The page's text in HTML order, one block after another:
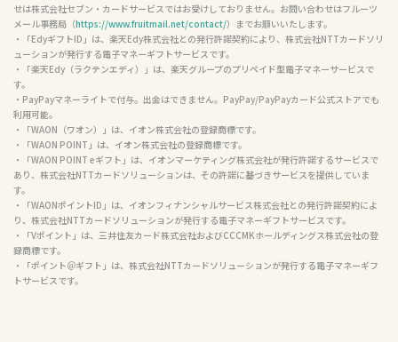
せは株式会社セブン・カードサービスではお受けしておりません。お問い合わせはフルーツ
メール事務局（https://www.fruitmail.net/contact/）までお願いいたします。
・「EdyギフトID」は、楽天Edy株式会社との発行許諾契約により、株式会社NTTカードソリ
ューションが発行する電子マネーギフトサービスです。
・「楽天Edy（ラクテンエディ）」は、楽天グループのプリペイド型電子マネーサービスで
す。
・PayPayマネーライトで付与。出金はできません。PayPay/PayPayカード公式ストアでも
利用可能。
・「WAON（ワオン）」は、イオン株式会社の登録商標です。
・「WAON POINT」は、イオン株式会社の登録商標です。
・「WAON POINT eギフト」は、イオンマーケティング株式会社が発行許諾するサービスで
あり、株式会社NTTカードソリューションは、その許諾に基づきサービスを提供していま
す。
・「WAONポイントID」は、イオンフィナンシャルサービス株式会社との発行許諾契約によ
り、株式会社NTTカードソリューションが発行する電子マネーギフトサービスです。
・「Vポイント」は、三井住友カード株式会社およびCCCMKホールディングス株式会社の登
録商標です。
・「ポイント＠ギフト」は、株式会社NTTカードソリューションが発行する電子マネーギフ
トサービスです。